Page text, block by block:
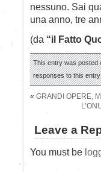
nessuno. Sai
una anno, tre
(da “il Fatto
This entry was posted
responses to this
« GRANDI OPERE,
Leave a
You must be